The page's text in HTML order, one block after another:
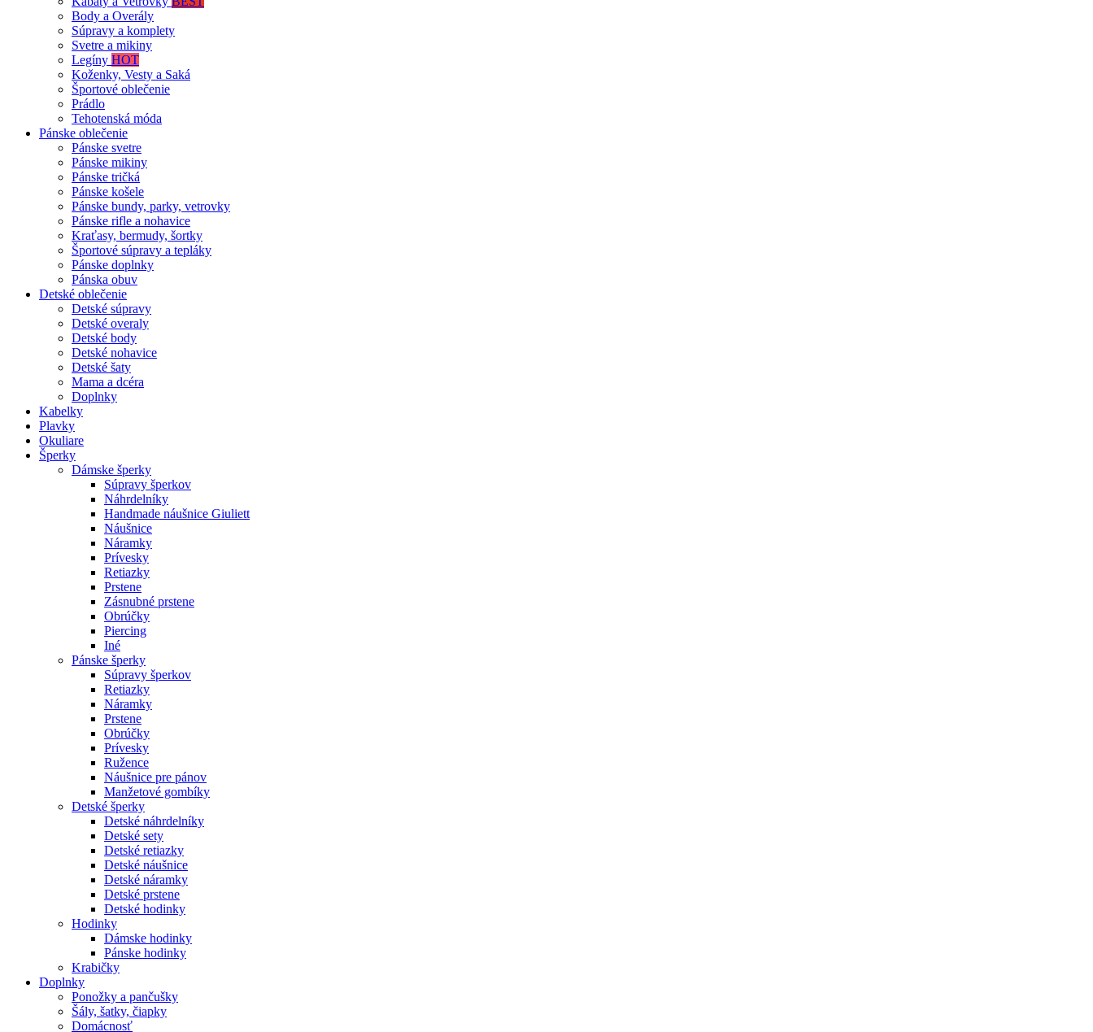
Body a Overály
Súpravy a komplety
Svetre a mikiny
Legíny HOT
Koženky, Vesty a Saká
Športové oblečenie
Prádlo
Tehotenská móda
Pánske oblečenie
Pánske svetre
Pánske mikiny
Pánske tričká
Pánske košele
Pánske bundy, parky, vetrovky
Pánske rifle a nohavice
Kraťasy, bermudy, šortky
Športové súpravy a tepláky
Pánske doplnky
Pánska obuv
Detské oblečenie
Detské súpravy
Detské overaly
Detské body
Detské nohavice
Detské šaty
Mama a dcéra
Doplnky
Kabelky
Plavky
Okuliare
Šperky
Dámske šperky
Súpravy šperkov
Náhrdelníky
Handmade náušnice Giuliett
Náušnice
Náramky
Prívesky
Retiazky
Prstene
Zásnubné prstene
Obrúčky
Piercing
Iné
Pánske šperky
Súpravy šperkov
Retiazky
Náramky
Prstene
Obrúčky
Prívesky
Ružence
Náušnice pre pánov
Manžetové gombíky
Detské šperky
Detské náhrdelníky
Detské sety
Detské retiazky
Detské náušnice
Detské náramky
Detské prstene
Detské hodinky
Hodinky
Dámske hodinky
Pánske hodinky
Krabičky
Doplnky
Ponožky a pančušky
Šály, šatky, čiapky
Domácnosť